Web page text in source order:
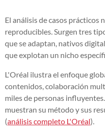
El análisis de casos
reproducibles. Surgen tres
que se adaptan, nativos
que explotan un nicho
L'Oréal ilustra el enfoque
contenidos, colaboración
miles de personas
muestran su método y sus
(análisis completo L'Oréal).